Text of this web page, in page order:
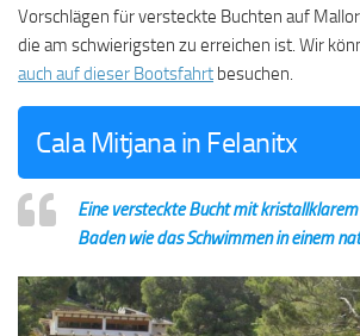
Vorschlägen für versteckte Buchten auf
die am schwierigsten zu erreichen ist. Wir
auch auf dieser Bootsfahrt besuchen.
Cala Mitjana in Felanitx
Eine versteckte Bucht mit
Baden wie das Schwimmen in einem